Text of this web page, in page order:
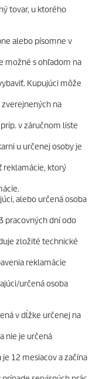
tovar, u ktorého
alebo písomne v
možné s ohľadom na
Kupujúci môže
na
v záručnom liste
u určenej osoby je
reklamácie, ktorý
alebo určená osoba
pracovných dní odo
zložité technické
reklamácie
určená osoba
v dĺžke určenej na
nie je určená
12 mesiacov a začína